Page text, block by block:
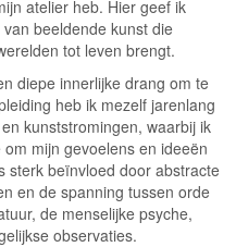
atelier heb. Hier geef ik
beeldende kunst die
tot leven brengt.
diepe innerlijke drang om te
heb ik mezelf jarenlang
kunststromingen, waarbij ik
mijn gevoelens en ideeën
sterk beïnvloed door abstracte
en de spanning tussen orde
de menselijke psyche,
observaties.